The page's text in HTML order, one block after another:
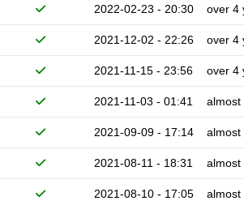
2022-02-23 - 20:30 over 4
2021-12-02 - 22:26 over 4
2021-11-15 - 23:56 over 4
2021-11-03 - 01:41 almost
2021-09-09 - 17:14 almost
2021-08-11 - 18:31 almost
2021-08-10 - 17:05 almost